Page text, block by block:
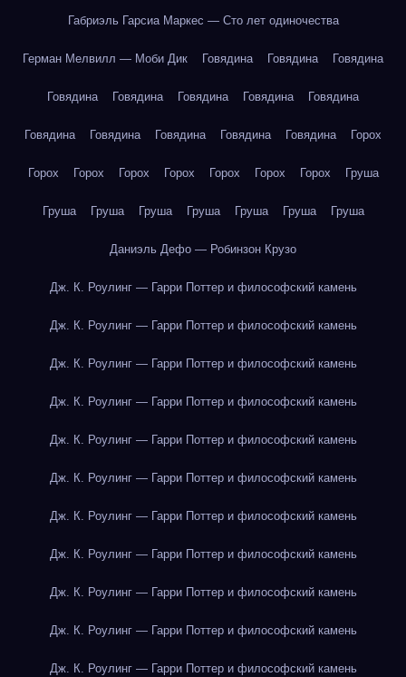
Габриэль Гарсиа Маркес — Сто лет одиночества
Герман Мелвилл — Моби Дик Говядина Говядина Говядина
Говядина Говядина Говядина Говядина Говядина
Говядина Говядина Говядина Говядина Говядина Горох
Горох Горох Горох Горох Горох Горох Горох Груша
Груша Груша Груша Груша Груша Груша Груша
Даниэль Дефо — Робинзон Крузо
Дж. К. Роулинг — Гарри Поттер и философский камень
Дж. К. Роулинг — Гарри Поттер и философский камень
Дж. К. Роулинг — Гарри Поттер и философский камень
Дж. К. Роулинг — Гарри Поттер и философский камень
Дж. К. Роулинг — Гарри Поттер и философский камень
Дж. К. Роулинг — Гарри Поттер и философский камень
Дж. К. Роулинг — Гарри Поттер и философский камень
Дж. К. Роулинг — Гарри Поттер и философский камень
Дж. К. Роулинг — Гарри Поттер и философский камень
Дж. К. Роулинг — Гарри Поттер и философский камень
Дж. К. Роулинг — Гарри Поттер и философский камень